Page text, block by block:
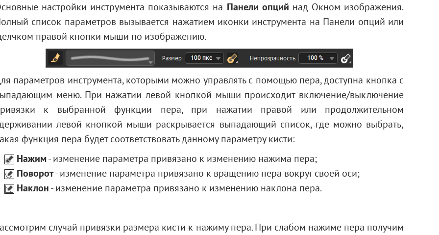
настройки инструмента показываются на Панели опций над Окном изображения.
список параметров вызывается нажатием иконки инструмента на Панели опций или
правой кнопки мыши по изображению.
параметров инструмента, которыми можно управлять с помощью пера, доступна кнопка с
меню. При нажатии левой кнопкой мыши происходит включение/выключение
к выбранной функции пера, при нажатии правой или продолжительном
левой кнопкой мыши раскрывается выпадающий список, где можно выбрать,
функция пера будет соответствовать данному параметру кисти:
Нажим- изменение параметра привязано к изменению нажима пера;
Поворот- изменение параметра привязано к вращению пера вокруг своей оси;
Наклон- изменение параметра привязано к изменению наклона пера.
случай привязки размера кисти к нажиму пера. При слабом нажиме пера получим